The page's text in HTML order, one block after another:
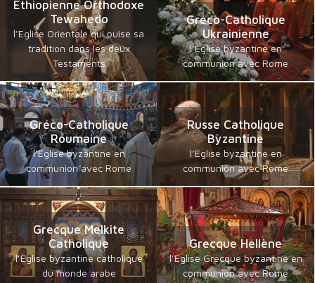
Ethiopienne Orthodoxe
Tewahedo
l’Eglise Orientale qui puise sa
tradition dans les deux
Testaments
Gréco-Catholique
Ukrainienne
l’Eglise byzantine en
communion avec Rome
Gréco-Catholique
Roumaine
l’Eglise byzantine en
communion avec Rome
Russe Catholique
Byzantine
l’Eglise byzantine en
communion avec Rome
Grecque Melkite
Catholique
l’Eglise byzantine catholique
du monde arabe
Grecque Hellène
l’Eglise Grecque byzantine en
communion avec Rome